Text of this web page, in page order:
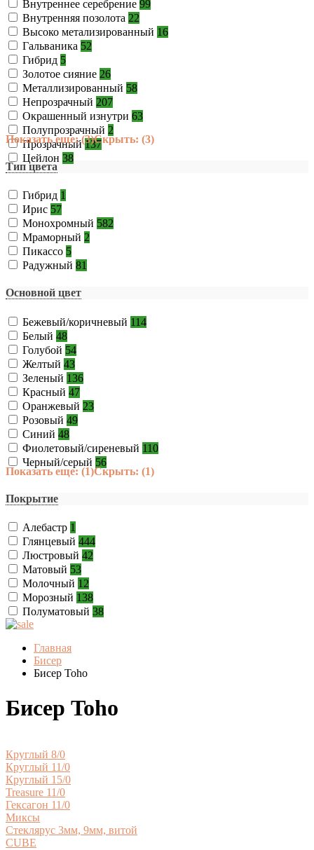
Внутреннее серебрение 99
Внутренняя позолота 22
Высоко метализированный 16
Гальваника 52
Гибрид 5
Золотое сияние 26
Металлизированный 58
Непрозрачный 207
Окрашенный изнутри 63
Полупрозрачный 2
Прозрачный137
Цейлон 38
Показать еще: (3)Скрыть: (3)
Тип цвета
Гибрид 1
Ирис 57
Монохромный 582
Мраморный 2
Пикассо 5
Радужный 81
Основной цвет
Бежевый/коричневый 114
Белый 48
Голубой 54
Желтый 43
Зеленый 136
Красный 47
Оранжевый 23
Розовый 49
Синий 48
Фиолетовый/сиреневый 110
Черный/серый 56
Показать еще: (1)Скрыть: (1)
Покрытие
Алебастр 1
Глянцевый 444
Люстровый 42
Матовый 53
Молочный 12
Морозный 138
Полуматовый 38
Главная
Бисер
Бисер Toho
Бисер Toho
Круглый 8/0
Круглый 11/0
Круглый 15/0
Treasure 11/0
Гексагон 11/0
Миксы
Стеклярус 3мм, 9мм, витой
CUBE